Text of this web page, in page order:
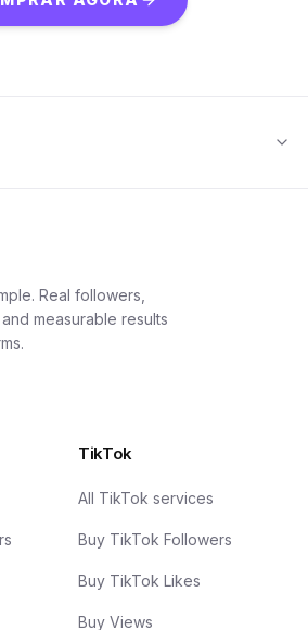
Real followers,
measurable results
TikTok
All TikTok services
Buy TikTok Followers
Buy TikTok Likes
Buy Views